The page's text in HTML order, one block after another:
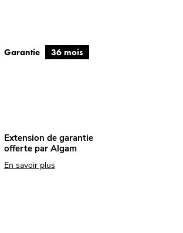
Garantie 36 mois
Extension de garantie
offerte par Algam
En savoir plus